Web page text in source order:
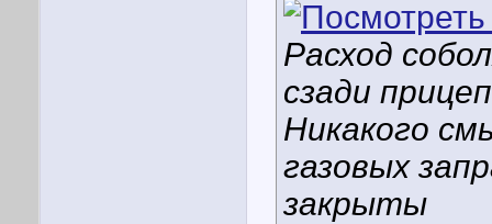
Расход
сзади
Никакого
газовых
закрыты